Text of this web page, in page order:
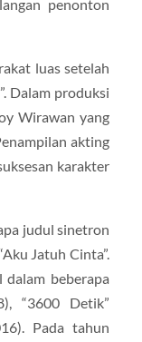
penonton
luas setelah
Dalam produksi
Wirawan yang
akting
karakter
judul sinetron
Jatuh Cinta”.
beberapa
“3600 Detik”
Pada tahun